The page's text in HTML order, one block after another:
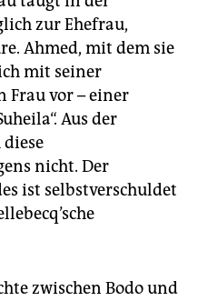
zur Ehefrau,
Ahmed, mit dem sie
mit seiner
Frau vor – einer
Aus der
nicht. Der
ist selbstverschuldet
zwischen Bodo und